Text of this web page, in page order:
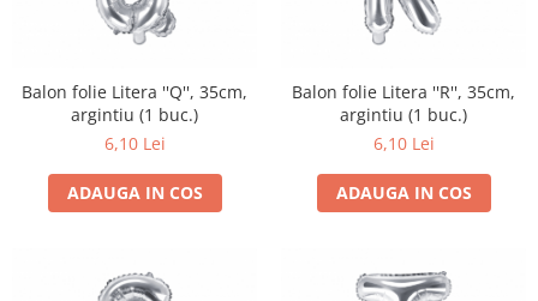
Balon folie Litera ''Q'', 35cm,
argintiu (1 buc.)
6,10 Lei
ADAUGA IN COS
Balon folie Litera ''R'', 35cm,
argintiu (1 buc.)
6,10 Lei
ADAUGA IN COS